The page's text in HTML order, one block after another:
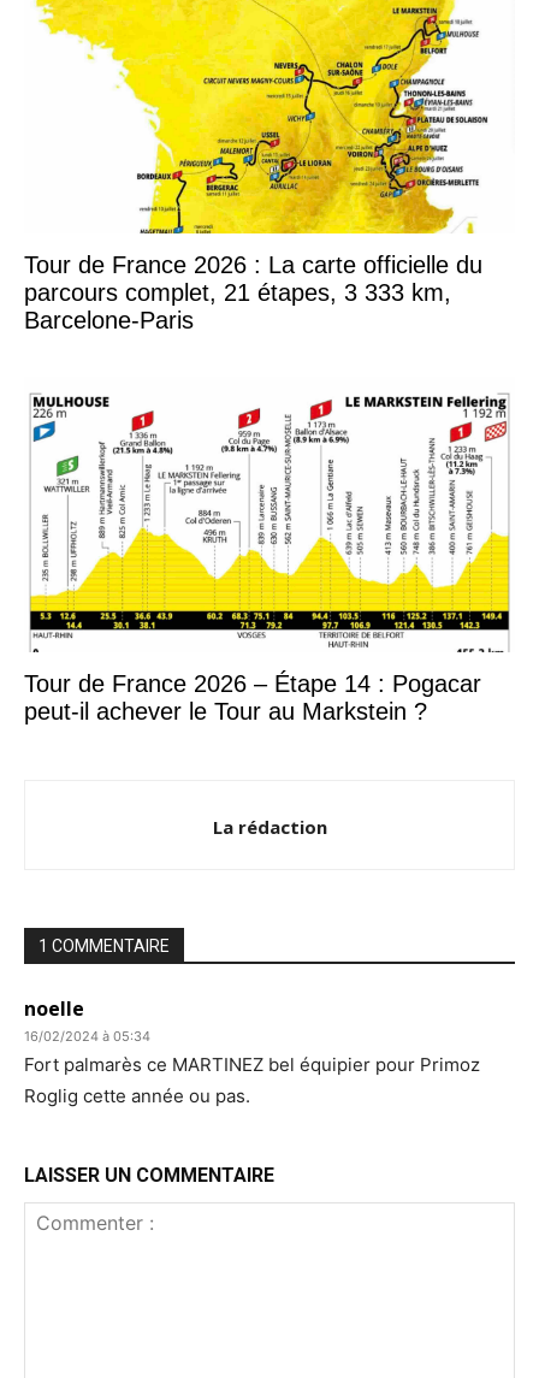
Tour de France 2026 : La carte officielle du
parcours complet, 21 étapes, 3 333 km,
Barcelone-Paris
Tour de France 2026 – Étape 14 : Pogacar
peut-il achever le Tour au Markstein ?
La rédaction
1 COMMENTAIRE
noelle
16/02/2024 à 05:34
Fort palmarès ce MARTINEZ bel équipier pour Primoz
Roglig cette année ou pas.
LAISSER UN COMMENTAIRE